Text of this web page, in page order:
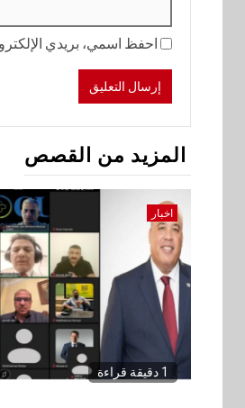
احفظ اسمي، بريدي
المزيد من القصص
اخبار
1 دقيقة قراءة